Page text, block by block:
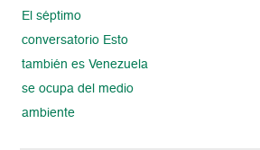
El séptimo
conversatorio Esto
también es Venezuela
se ocupa del medio
ambiente